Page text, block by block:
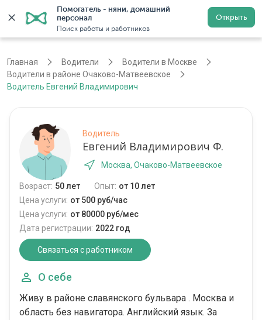
Помогатель - няни, домашний
персонал
Поиск работы и работников
Открыть
Регистрация
Главная Водители
Водители в Москве
Водители в районе Очаково-Матвеевское
Водитель Евгений Владимирович
Водитель
Евгений Владимирович Ф.
Москва, Очаково-Матвеевское
Возраст: 50 лет Опыт: от 10 лет
Цена услуги: от 500 руб/час
Цена услуги: от 80000 руб/мес
Дата регистрации: 2022 год
Связаться с работником
О себе
Живу в районе славянского бульвара . Москва и
область без навигатора. Английский язык. За